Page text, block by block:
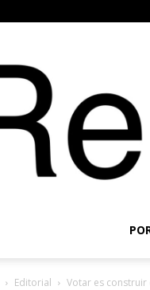
Editorial Votar es